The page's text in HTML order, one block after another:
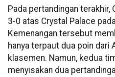
Pada pertandingan terakhir,
3-0 atas Crystal Palace
Kemenangan tersebut
hanya terpaut dua poin dari
klasemen. Namun, kedua
menyisakan dua